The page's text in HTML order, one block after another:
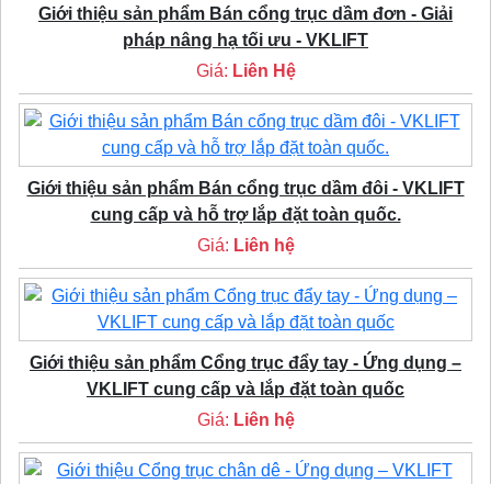
Giới thiệu sản phẩm Bán cổng trục dầm đơn - Giải
pháp nâng hạ tối ưu - VKLIFT
Giá: Liên Hệ
Giới thiệu sản phẩm Bán cổng trục dầm đôi - VKLIFT
cung cấp và hỗ trợ lắp đặt toàn quốc.
Giá: Liên hệ
Giới thiệu sản phẩm Cổng trục đẩy tay - Ứng dụng –
VKLIFT cung cấp và lắp đặt toàn quốc
Giá: Liên hệ